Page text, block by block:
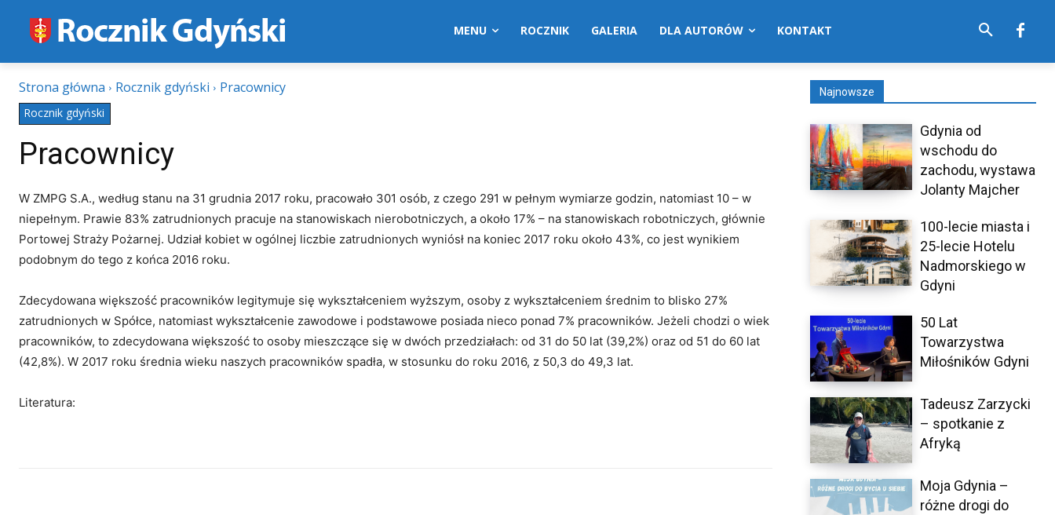
MENU ROCZNIK GALERIA DLA AUTORÓW KONTAKT
Strona główna Rocznik gdyński Pracownicy
Rocznik gdyński
Pracownicy
W ZMPG S.A., według stanu na 31 grudnia 2017 roku, pracowało 301 osób, z czego 291 w pełnym wymiarze godzin, natomiast 10 – w
niepełnym. Prawie 83% zatrudnionych pracuje na stanowiskach nierobotniczych, a około 17% – na stanowiskach robotniczych, głównie
Portowej Straży Pożarnej. Udział kobiet w ogólnej liczbie zatrudnionych wyniósł na koniec 2017 roku około 43%, co jest wynikiem
podobnym do tego z końca 2016 roku.
Zdecydowana większość pracowników legitymuje się wykształceniem wyższym, osoby z wykształceniem średnim to blisko 27%
zatrudnionych w Spółce, natomiast wykształcenie zawodowe i podstawowe posiada nieco ponad 7% pracowników. Jeżeli chodzi o wiek
pracowników, to zdecydowana większość to osoby mieszczące się w dwóch przedziałach: od 31 do 50 lat (39,2%) oraz od 51 do 60 lat
(42,8%). W 2017 roku średnia wieku naszych pracowników spadła, w stosunku do roku 2016, z 50,3 do 49,3 lat.
Literatura:
Najnowsze
Gdynia od
wschodu do
zachodu, wystawa
Jolanty Majcher
100-lecie miasta i
25-lecie Hotelu
Nadmorskiego w
Gdyni
50 Lat
Towarzystwa
Miłośników Gdyni
Tadeusz Zarzycki
– spotkanie z
Afryką
Moja Gdynia –
różne drogi do